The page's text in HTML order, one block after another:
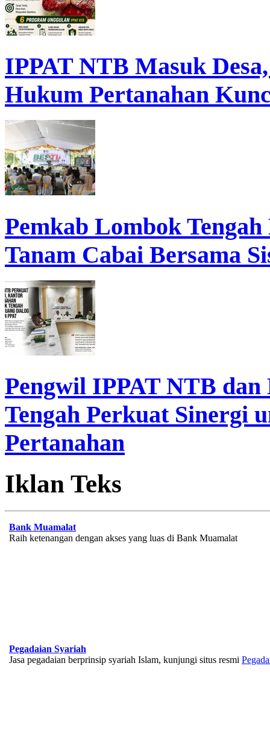
IPPAT NTB Masuk
Hukum Pertanahan
Pemkab Lombok
Tanam Cabai Bersama
Pengwil IPPAT NTB
Tengah Perkuat Sinergi
Pertanahan
Iklan Teks
Bank Muamalat
Raih ketenangan dengan akses yang luas di Bank Muamalat
Pegadaian Syariah
Jasa pegadaian berprinsip syariah Islam, kunjungi situs resmi